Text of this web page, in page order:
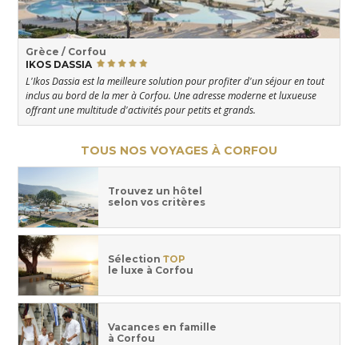
Grèce / Corfou
IKOS DASSIA
L'Ikos Dassia est la meilleure solution pour profiter d'un séjour en tout
inclus au bord de la mer à Corfou. Une adresse moderne et luxueuse
offrant une multitude d'activités pour petits et grands.
TOUS NOS VOYAGES À CORFOU
Trouvez un hôtel
selon vos critères
Sélection TOP
le luxe à Corfou
Vacances en famille
à Corfou